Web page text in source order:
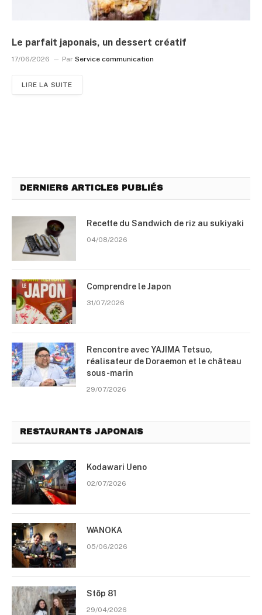
Le parfait japonais, un dessert créatif
17/06/2026 Par Service communication
LIRE LA SUITE
DERNIERS ARTICLES PUBLIÉS
Recette du Sandwich de riz au sukiyaki
04/08/2026
Comprendre le Japon
31/07/2026
Rencontre avec YAJIMA Tetsuo,
réalisateur de Doraemon et le château
sous-marin
29/07/2026
RESTAURANTS JAPONAIS
Kodawari Ueno
02/07/2026
WANOKA
05/06/2026
Stōp 81
29/04/2026